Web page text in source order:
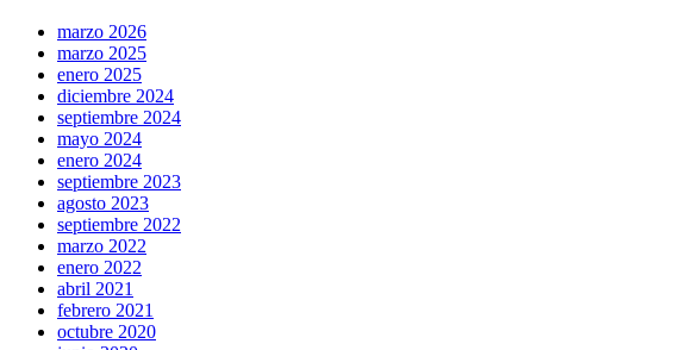
marzo 2026
marzo 2025
enero 2025
diciembre 2024
septiembre 2024
mayo 2024
enero 2024
septiembre 2023
agosto 2023
septiembre 2022
marzo 2022
enero 2022
abril 2021
febrero 2021
octubre 2020